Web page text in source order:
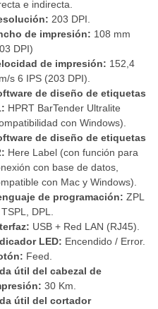
e indirecta.
203 DPI.
de impresión: 108 mm
DPI)
de impresión: 152,4
s 6 IPS (203 DPI).
de diseño de etiquetas
HPRT BarTender Ultralite
con Windows).
de diseño de etiquetas
Here Label (con función para
con base de datos,
con Mac y Windows).
de programación: ZPL
DPL.
USB + Red LAN (RJ45).
LED: Encendido / Error.
Feed.
útil del cabezal de
30 Km.
útil del cortador